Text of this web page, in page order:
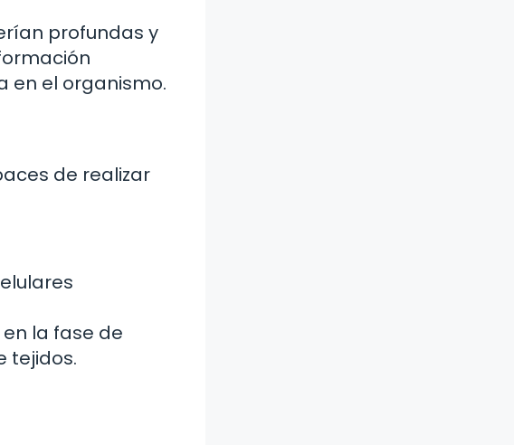
profundas y
en el organismo.
de realizar
la fase de
tejidos.